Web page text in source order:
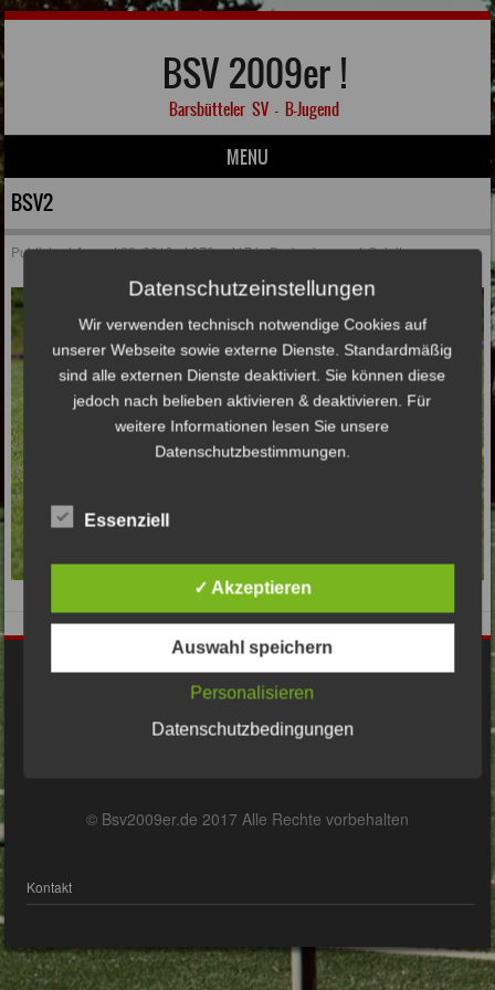
BSV 2009er !
Barsbütteler SV – B-Jugend
MENU
Skip to content
BSV2
PublishedAugust 29, 2019at670 × 417inDerbysieg am 1.Spieltag
Impressum
© Bsv2009er.de 2017 Alle Rechte vorbehalten
Kontakt
Datenschutzeinstellungen
Wir verwenden technisch notwendige Cookies auf
unserer Webseite sowie externe Dienste. Standardmäßig
sind alle externen Dienste deaktiviert. Sie können diese
jedoch nach belieben aktivieren & deaktivieren. Für
weitere Informationen lesen Sie unsere
Datenschutzbestimmungen.
Essenziell
✓ Akzeptieren
Auswahl speichern
Personalisieren
Datenschutzbedingungen